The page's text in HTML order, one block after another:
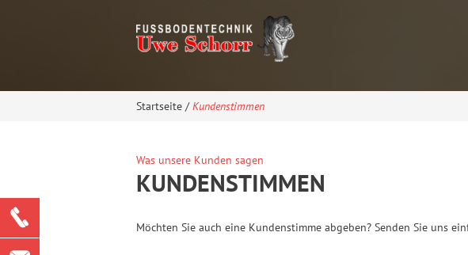
Startseite /Kundenstimmen
Was unsere Kunden sagen
KUNDENSTIMMEN
Möchten Sie auch eine Kundenstimme abgeben? Senden Sie uns